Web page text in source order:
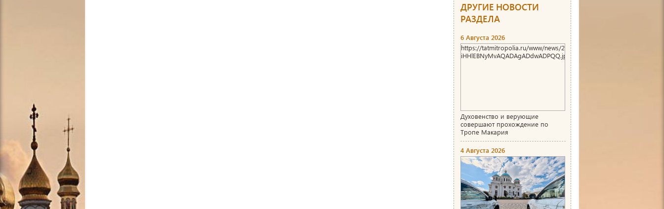
ДРУГИЕ НОВОСТИ
РАЗДЕЛА
6 Августа 2026
https://tatmitropolia.ru/www/news/2026/8/
iHHlEBNyMvAQADAgADdwADPQQ.jpg
Духовенство и верующие
совершают прохождение по
Тропе Макария
4 Августа 2026